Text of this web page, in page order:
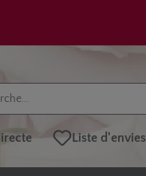
Liste d'envies